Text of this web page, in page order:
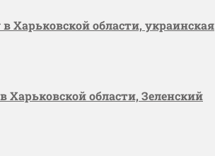
Харьковской области, украинская
Харьковской области, Зеленский